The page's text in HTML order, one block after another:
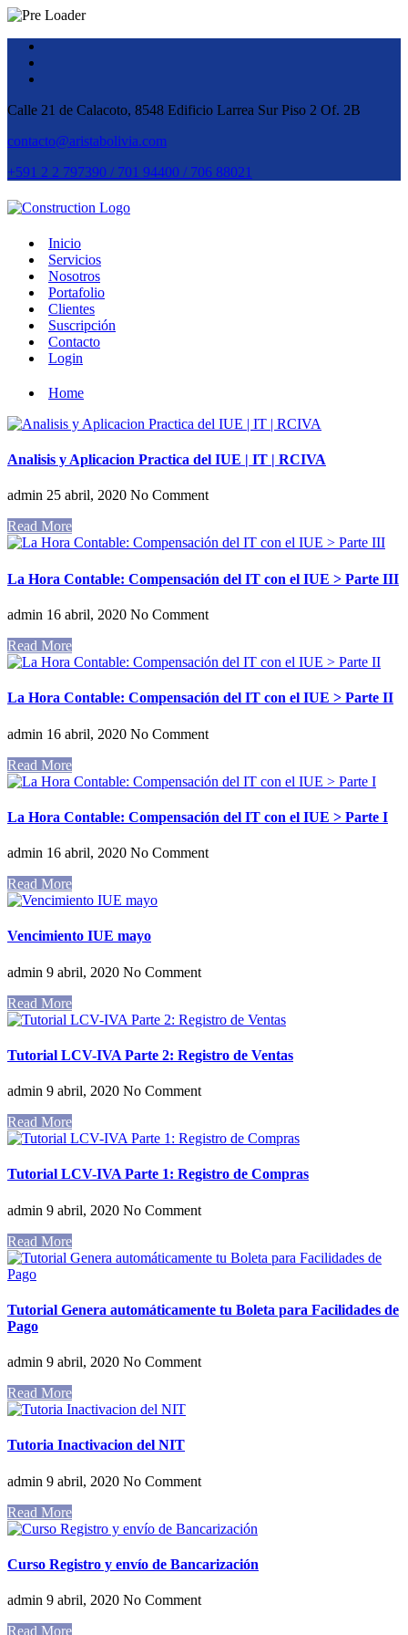
Calle 21 de Calacoto, 8548 Edificio Larrea Sur Piso 2 Of. 2B
contacto@aristabolivia.com
+591 2 2 797390 / 701 94400 / 706 88021
Inicio
Servicios
Nosotros
Portafolio
Clientes
Suscripción
Contacto
Login
Home
Analisis y Aplicacion Practica del IUE | IT | RCIVA
admin 25 abril, 2020 No Comment
Read More
La Hora Contable: Compensación del IT con el IUE > Parte III
admin 16 abril, 2020 No Comment
Read More
La Hora Contable: Compensación del IT con el IUE > Parte II
admin 16 abril, 2020 No Comment
Read More
La Hora Contable: Compensación del IT con el IUE > Parte I
admin 16 abril, 2020 No Comment
Read More
Vencimiento IUE mayo
admin 9 abril, 2020 No Comment
Read More
Tutorial LCV-IVA Parte 2: Registro de Ventas
admin 9 abril, 2020 No Comment
Read More
Tutorial LCV-IVA Parte 1: Registro de Compras
admin 9 abril, 2020 No Comment
Read More
Tutorial Genera automáticamente tu Boleta para Facilidades de
Pago
admin 9 abril, 2020 No Comment
Read More
Tutoria Inactivacion del NIT
admin 9 abril, 2020 No Comment
Read More
Curso Registro y envío de Bancarización
admin 9 abril, 2020 No Comment
Read More